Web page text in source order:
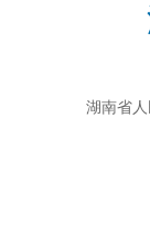
湖南省